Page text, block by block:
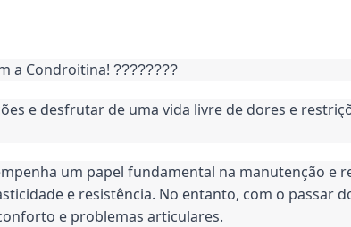
a Condroitina! ????????
e desfrutar de uma vida livre de dores e
um papel fundamental na manutenção e
e resistência. No entanto, com o passar
e problemas articulares.